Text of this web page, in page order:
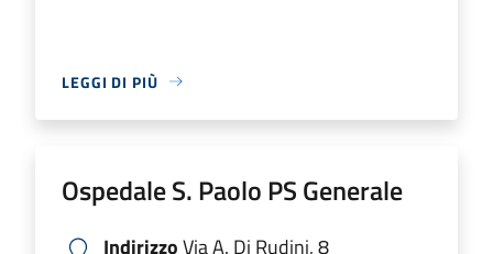
LEGGI DI PIÙ
Ospedale S. Paolo PS Generale
IndirizzoVia A. Di Rudini, 8